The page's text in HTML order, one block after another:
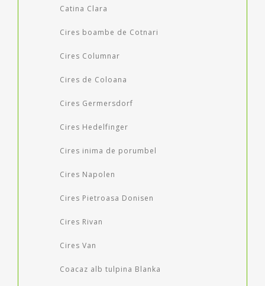
Catina Clara
Cires boambe de Cotnari
Cires Columnar
Cires de Coloana
Cires Germersdorf
Cires Hedelfinger
Cires inima de porumbel
Cires Napolen
Cires Pietroasa Donisen
Cires Rivan
Cires Van
Coacaz alb tulpina Blanka